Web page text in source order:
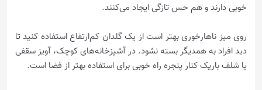
خوبی دارند و هم حس تازگی ایجاد می‌کنند.
روی میز ناهارخوری بهتر است از یک گلدان کم‌ارتفاع استفاده کنید تا
دید افراد به همدیگر بسته نشود. در آشپزخانه‌های کوچک، آویز سقفی
یا شلف باریک کنار پنجره راه خوبی برای استفاده بهتر از فضا است.